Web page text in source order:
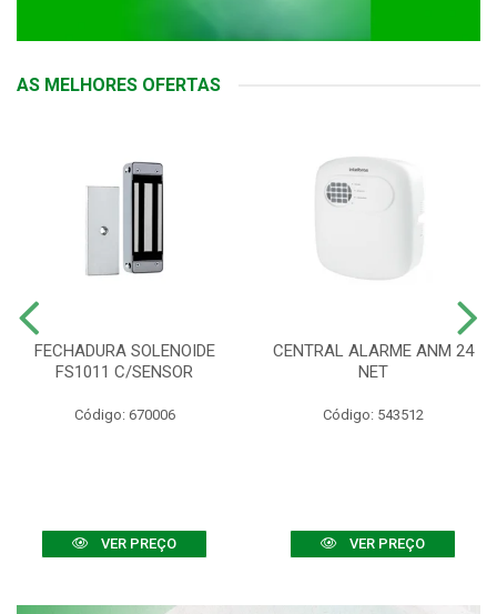
AS MELHORES OFERTAS
FECHADURA SOLENOIDE
FS1011 C/SENSOR
Código: 670006
VER PREÇO
CENTRAL ALARME ANM 24
NET
Código: 543512
VER PREÇO